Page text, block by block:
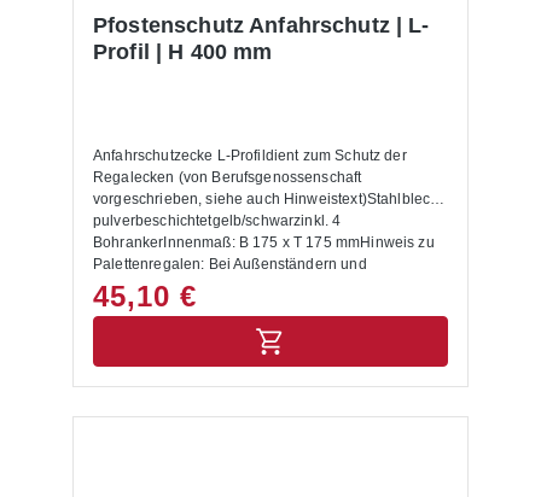
Pfostenschutz Anfahrschutz | L-
Profil | H 400 mm
Anfahrschutzecke L-Profildient zum Schutz der
Regalecken (von Berufsgenossenschaft
vorgeschrieben, siehe auch Hinweistext)Stahlblech
pulverbeschichtetgelb/schwarzinkl. 4
BohrankerInnenmaß: B 175 x T 175 mmHinweis zu
Palettenregalen: Bei Außenständern und
Durchfahrten sind Anfahrschutzecken anzubringen.
45,10 €